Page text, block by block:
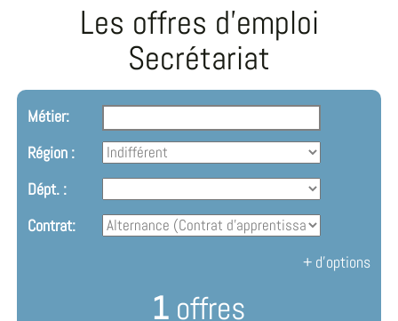
Les offres d'emploi
Secrétariat
Métier:
Région :
Dépt. :
Contrat:
+ d'options
1 offres